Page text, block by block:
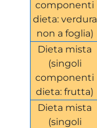
componenti
dieta: verdura
non a foglia)
Dieta mista
(singoli
componenti
dieta: frutta)
Dieta mista
(singoli